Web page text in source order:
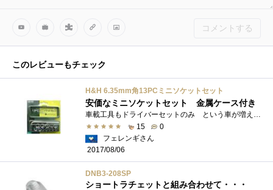
コメントする
このレビューもチェック
H&H 6.35mm角13PCミニソケットセット
安価なミニソケットセット 金属ケース付き
車載工具もドライバーセットのみ という車が増えてきました。片口スパナなら前の車のモノを置いてあるよ という方がおられるかもしれませ�...
15
0
フェレンギさん
2017/08/06
DNB3-208SP
ショートラチェットと組み合わせて・・・